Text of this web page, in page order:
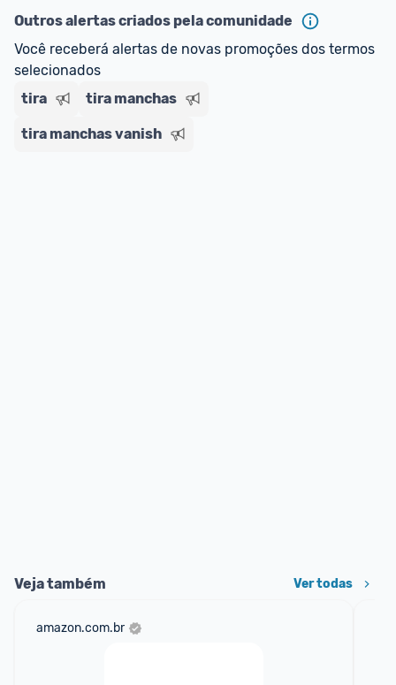
Outros alertas criados pela comunidade
Você receberá alertas de novas promoções dos termos
selecionados
tira
tira manchas
tira manchas vanish
Veja também Ver todas
amazon.com.br